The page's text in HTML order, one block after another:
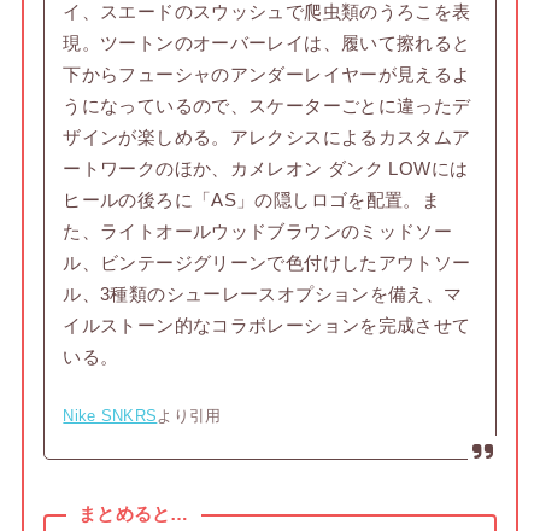
イ、スエードのスウッシュで爬虫類のうろこを表
現。ツートンのオーバーレイは、履いて擦れると
下からフューシャのアンダーレイヤーが見えるよ
うになっているので、スケーターごとに違ったデ
ザインが楽しめる。アレクシスによるカスタムア
ートワークのほか、カメレオン ダンク LOWには
ヒールの後ろに「AS」の隠しロゴを配置。ま
た、ライトオールウッドブラウンのミッドソー
ル、ビンテージグリーンで色付けしたアウトソー
ル、3種類のシューレースオプションを備え、マ
イルストーン的なコラボレーションを完成させて
いる。
Nike SNKRS より引用
まとめると…